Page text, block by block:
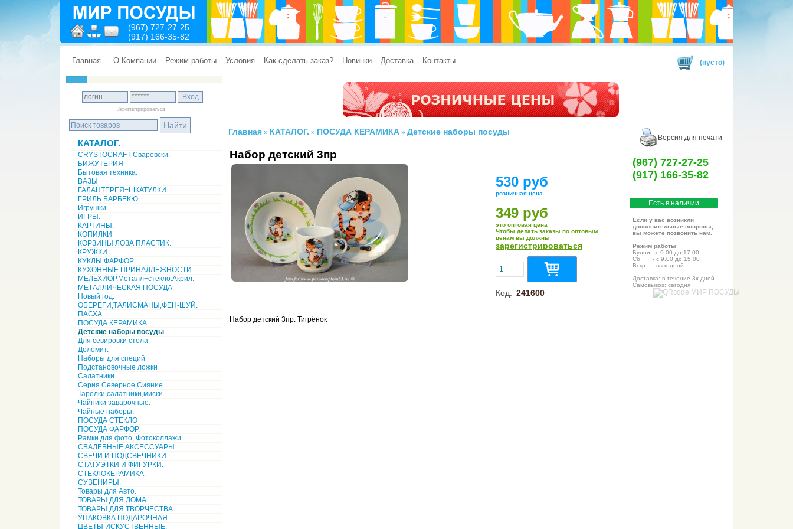
(967) 727-27-25
(917) 166-35-82
Главная О Компании Режим работы Условия Как сделать заказ? Новинки Доставка Контакты (пусто)
Зарегистрироваться
КАТАЛОГ.
CRYSTOCRAFT Сваровски.
БИЖУТЕРИЯ
Бытовая техника.
ВАЗЫ
ГАЛАНТЕРЕЯ=ШКАТУЛКИ.
ГРИЛЬ БАРБЕКЮ
Игрушки.
ИГРЫ.
КАРТИНЫ.
КОПИЛКИ
КОРЗИНЫ ЛОЗА ПЛАСТИК.
КРУЖКИ.
КУКЛЫ ФАРФОР.
КУХОННЫЕ ПРИНАДЛЕЖНОСТИ.
МЕЛЬХИОР.Металл+стекло.Акрил.
МЕТАЛЛИЧЕСКАЯ ПОСУДА.
Новый год.
ОБЕРЕГИ,ТАЛИСМАНЫ,ФЕН-ШУЙ.
ПАСХА.
ПОСУДА КЕРАМИКА
Детские наборы посуды
Для севировки стола
Доломит.
Наборы для специй
Подстановочные ложки
Салатники.
Серия Северное Сияние.
Тарелки,салатники,миски
Чайники заварочные.
Чайные наборы.
ПОСУДА СТЕКЛО
ПОСУДА ФАРФОР.
Рамки для фото, Фотоколлажи.
СВАДЕБНЫЕ АКСЕССУАРЫ.
СВЕЧИ И ПОДСВЕЧНИКИ.
СТАТУЭТКИ И ФИГУРКИ.
СТЕКЛОКЕРАМИКА.
СУВЕНИРЫ.
Товары для Авто.
ТОВАРЫ ДЛЯ ДОМА.
ТОВАРЫ ДЛЯ ТВОРЧЕСТВА.
УПАКОВКА ПОДАРОЧНАЯ.
ЦВЕТЫ ИСКУСТВЕННЫЕ.
Главная » КАТАЛОГ. » ПОСУДА КЕРАМИКА » Детские наборы посуды
Версия для печати
Набор детский 3пр
(967) 727-27-25
(917) 166-35-82
Есть в наличии
Если у вас возникли
дополнительные вопросы,
вы можете позвонить нам.
Режим работы
Будни - с 9.00 до 17.00
Сб - с 9.00 до 15.00
Вскр - выходной
Доставка: в течение 3х дней
Самовывоз: сегодня
530 руб
розничная цена
349 руб
это оптовая цена
Чтобы делать заказы по оптовым
ценам вы должны
зарегистрироваться
Код: 241600
Набор детский 3пр. Тигрёнок